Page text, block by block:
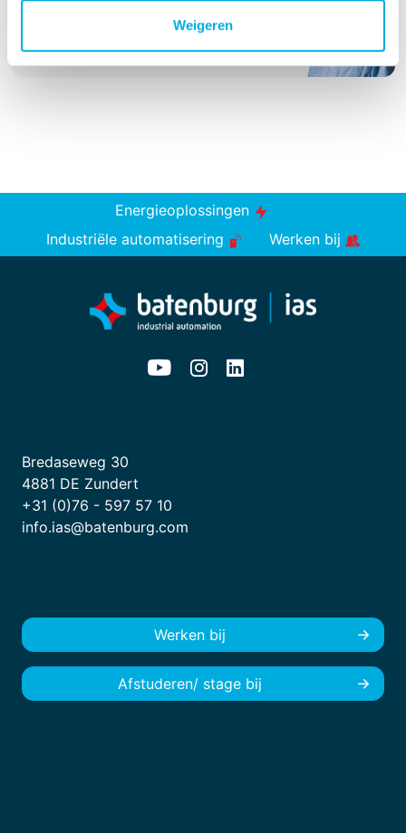
Weigeren
+31 (0)6 2295 6403
john.heere@batenburg.nl
Energieoplossingen
Industriële automatisering
Werken bij
Bredaseweg 30
4881 DE Zundert
+31 (0)76 - 597 57 10
info.ias@batenburg.com
Werken bij
Afstuderen/ stage bij